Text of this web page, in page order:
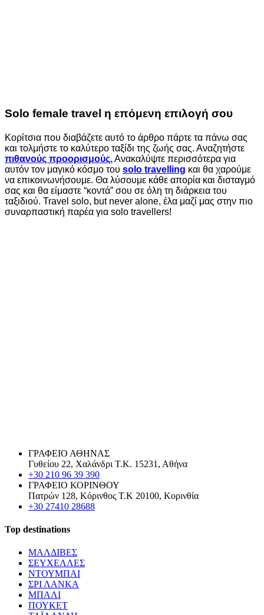
Solo female travel η επόμενη επιλογή σου
Κορίτσια που διαβάζετε αυτό το άρθρο πάρτε τα πάνω σας
και τολμήστε το καλύτερο ταξίδι της ζωής σας. Αναζητήστε
πιθανούς προορισμούς.Ανακαλύψτε περισσότερα για
αυτόν τον μαγικό κόσμο του solo travelling και θα χαρούμε
να επικοινωνήσουμε. Θα λύσουμε κάθε απορία και δισταγμό
σας και θα είμαστε “κοντά” σου σε όλη τη διάρκεια του
ταξιδιού. Travel solo, but never alone, έλα μαζί μας στην πιο
συναρπαστική παρέα για solo travellers!
ΓΡΑΦΕΙΟ ΑΘΗΝΑΣ
Γυθείου 22, Χαλάνδρι Τ.Κ. 15231, Αθήνα
+30 210 96 39 390
ΓΡΑΦΕΙΟ ΚΟΡΙΝΘΟΥ
Πατρών 128, Κόρινθος Τ.Κ 20100, Κορινθία
+30 27410 28688
Top destinations
ΜΑΛΔΙΒΕΣ
ΣΕΥΧΕΛΛΕΣ
ΝΤΟΥΜΠΑΙ
ΣΡΙ ΛΑΝΚΑ
ΜΠΑΛΙ
ΠΟΥΚΕΤ